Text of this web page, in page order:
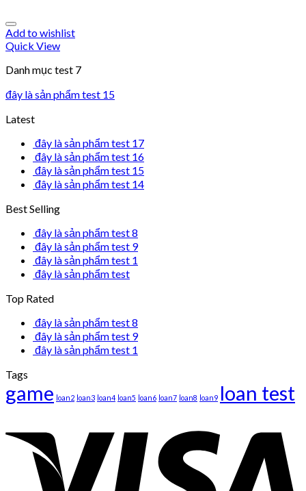
Add to wishlist
Quick View
Danh mục test 7
đây là sản phẩm test 15
Latest
đây là sản phẩm test 17
đây là sản phẩm test 16
đây là sản phẩm test 15
đây là sản phẩm test 14
Best Selling
đây là sản phẩm test 8
đây là sản phẩm test 9
đây là sản phẩm test 1
đây là sản phẩm test
Top Rated
đây là sản phẩm test 8
đây là sản phẩm test 9
đây là sản phẩm test 1
Tags
game loan2 loan3 loan4 loan5 loan6 loan7 loan8 loan9 loan test